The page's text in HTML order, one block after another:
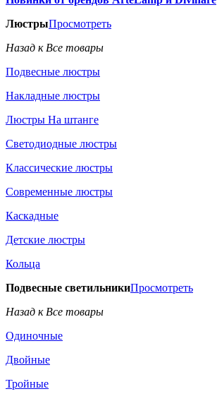
ЛюстрыПросмотреть
Назад к Все товары
Подвесные люстры
Накладные люстры
Люстры На штанге
Светодиодные люстры
Классические люстры
Современные люстры
Каскадные
Детские люстры
Кольца
Подвесные светильникиПросмотреть
Назад к Все товары
Одиночные
Двойные
Тройные